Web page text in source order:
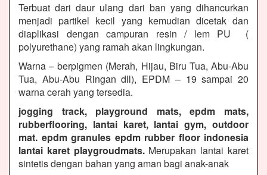
Terbuat dari daur ulang dari ban yang dihancurkan
menjadi partikel kecil yang kemudian dicetak dan
diaplikasi dengan campuran resin / lem PU (
polyurethane) yang ramah akan lingkungan.
Warna – berpigmen (Merah, Hijau, Biru Tua, Abu-Abu
Tua, Abu-Abu Ringan dll), EPDM – 19 sampai 20
warna cerah yang tersedia.
jogging track, playground mats, epdm mats,
rubberflooring, lantai karet, lantai gym, outdoor
mat. epdm granules epdm rubber floor indonesia
lantai karet playgroudmats.Merupakan lantai karet
sintetis dengan bahan yang aman bagi anak-anak